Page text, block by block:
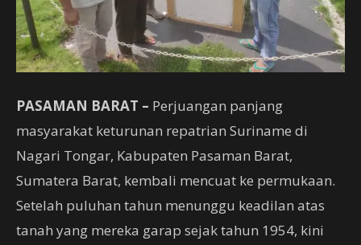
PASAMAN BARAT – Perjuangan panjang
masyarakat keturunan repatrian Suriname di
Nagari Tongar, Kabupaten Pasaman Barat,
Sumatera Barat, kembali mencuat ke permukaan.
Setelah puluhan tahun menunggu keadilan atas
tanah yang mereka garap sejak tahun 1954, kini